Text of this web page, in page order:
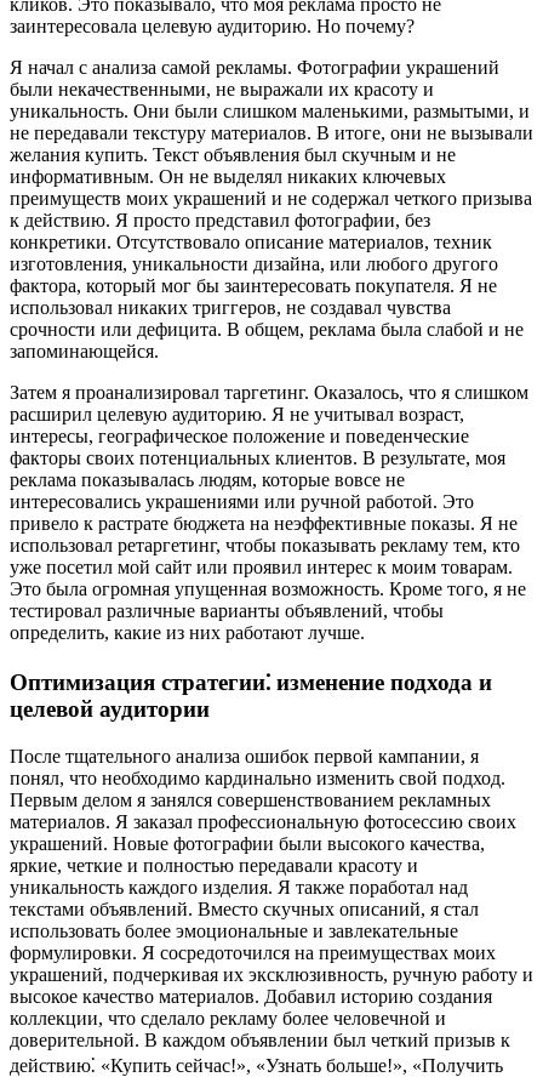
заинтересовала целевую аудиторию. Но почему?
Я начал с анализа самой рекламы. Фотографии украшений
были некачественными, не выражали их красоту и
уникальность. Они были слишком маленькими, размытыми, и
не передавали текстуру материалов. В итоге, они не вызывали
желания купить. Текст объявления был скучным и не
информативным. Он не выделял никаких ключевых
преимуществ моих украшений и не содержал четкого призыва
к действию. Я просто представил фотографии, без
конкретики. Отсутствовало описание материалов, техник
изготовления, уникальности дизайна, или любого другого
фактора, который мог бы заинтересовать покупателя. Я не
использовал никаких триггеров, не создавал чувства
срочности или дефицита. В общем, реклама была слабой и не
запоминающейся.
Затем я проанализировал таргетинг. Оказалось, что я слишком
расширил целевую аудиторию. Я не учитывал возраст,
интересы, географическое положение и поведенческие
факторы своих потенциальных клиентов. В результате, моя
реклама показывалась людям, которые вовсе не
интересовались украшениями или ручной работой. Это
привело к растрате бюджета на неэффективные показы. Я не
использовал ретаргетинг, чтобы показывать рекламу тем, кто
уже посетил мой сайт или проявил интерес к моим товарам.
Это была огромная упущенная возможность. Кроме того, я не
тестировал различные варианты объявлений, чтобы
определить, какие из них работают лучше.
Оптимизация стратегии⁚ изменение подхода и
целевой аудитории
После тщательного анализа ошибок первой кампании, я
понял, что необходимо кардинально изменить свой подход.
Первым делом я занялся совершенствованием рекламных
материалов. Я заказал профессиональную фотосессию своих
украшений. Новые фотографии были высокого качества,
яркие, четкие и полностью передавали красоту и
уникальность каждого изделия. Я также поработал над
текстами объявлений. Вместо скучных описаний, я стал
использовать более эмоциональные и завлекательные
формулировки. Я сосредоточился на преимуществах моих
украшений, подчеркивая их эксклюзивность, ручную работу и
высокое качество материалов. Добавил историю создания
коллекции, что сделало рекламу более человечной и
доверительной. В каждом объявлении был четкий призыв к
действию⁚ «Купить сейчас!», «Узнать больше!», «Получить